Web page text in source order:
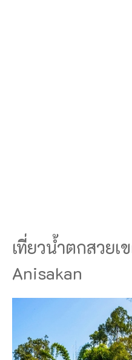
เที่ยวน้ำตกสวย
Anisakan